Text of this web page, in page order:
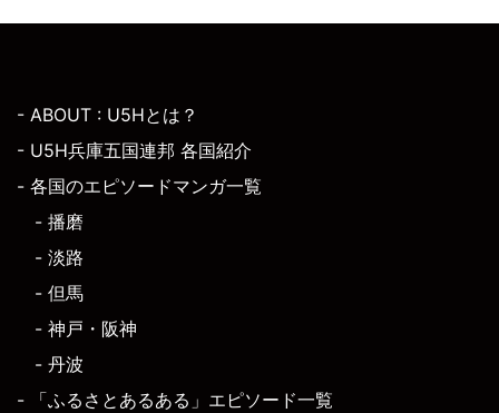
- ABOUT : U5Hとは？
- U5H兵庫五国連邦 各国紹介
- 各国のエピソードマンガ一覧
- 播磨
- 淡路
- 但馬
- 神戸・阪神
- 丹波
- 「ふるさとあるある」エピソード一覧